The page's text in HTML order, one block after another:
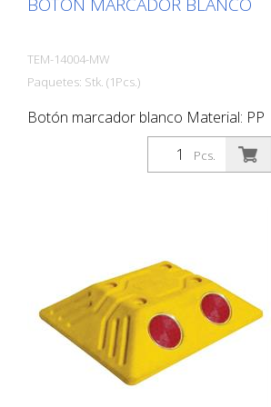
TEM-14004-MW
Paquetes: Stk. (1Pcs.)
Botón marcador blanco Material: PP
Peso 0,12 kg 4 agujeros para tornillos
Sin material de fijación Para delimitar
Pcs.